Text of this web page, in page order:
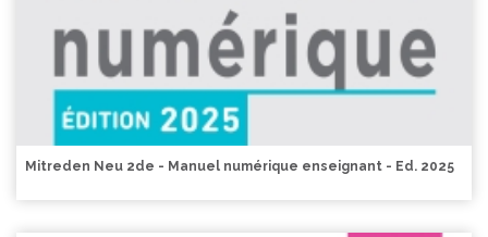
Mitreden Neu 2de - Manuel numérique enseignant - Ed. 2025